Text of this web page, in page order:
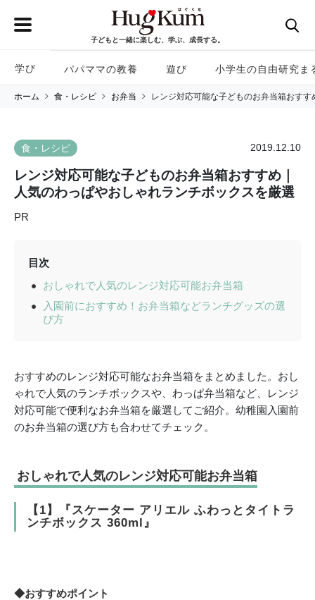
子どもと一緒に楽しむ、学ぶ、成長する。
学び パパママの教養 遊び 小学生の自由研究ま
ホーム 食・レシピ お弁当 レンジ対応可能な子どものお弁当箱おす
食・レシピ 2019.12.10
レンジ対応可能な子どものお弁当箱おすすめ｜
人気のわっぱやおしゃれランチボックスを厳選
PR
目次
おしゃれで人気のレンジ対応可能お弁当箱
入園前におすすめ！お弁当箱などランチグッズの選
び方
おすすめのレンジ対応可能なお弁当箱をまとめました。おし
ゃれで人気のランチボックスや、わっぱ弁当箱など、レンジ
対応可能で便利なお弁当箱を厳選してご紹介。幼稚園入園前
のお弁当箱の選び方も合わせてチェック。
おしゃれで人気のレンジ対応可能お弁当箱
【1】『スケーター アリエル ふわっとタイトラ
ンチボックス 360ml』
◆おすすめポイント